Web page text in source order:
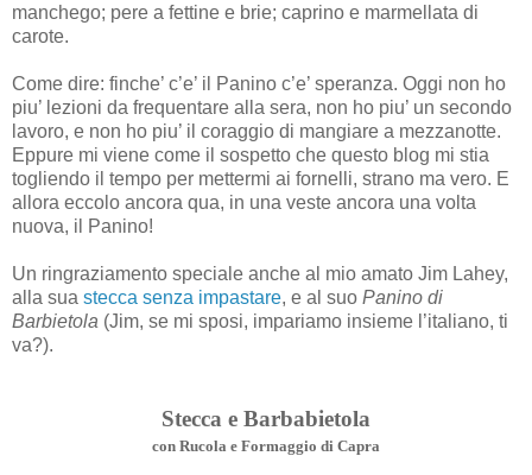
manchego; pere a fettine e brie; caprino e marmellata di
carote.
Come dire: finche’ c’e’ il Panino c’e’ speranza. Oggi non ho
piu’ lezioni da frequentare alla sera, non ho piu’ un secondo
lavoro, e non ho piu’ il coraggio di mangiare a mezzanotte.
Eppure mi viene come il sospetto che questo blog mi stia
togliendo il tempo per mettermi ai fornelli, strano ma vero. E
allora eccolo ancora qua, in una veste ancora una volta
nuova, il Panino!
Un ringraziamento speciale anche al mio amato Jim Lahey,
alla sua stecca senza impastare, e al suo Panino di
Barbietola (Jim, se mi sposi, impariamo insieme l’italiano, ti
va?).
Stecca e Barbabietola
con Rucola e Formaggio di Capra